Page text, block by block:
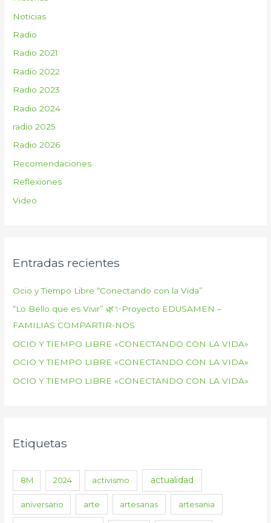
Noticias
Radio
Radio 2021
Radio 2022
Radio 2023
Radio 2024
radio 2025
Radio 2026
Recomendaciones
Reflexiones
Video
Entradas recientes
Ocio y Tiempo Libre “Conectando con la Vida”
“Lo Bello que es Vivir” 🌿✨Proyecto EDUSAMEN –
FAMILIAS COMPARTIR-NOS
OCIO Y TIEMPO LIBRE «CONECTANDO CON LA VIDA»
OCIO Y TIEMPO LIBRE «CONECTANDO CON LA VIDA»
OCIO Y TIEMPO LIBRE «CONECTANDO CON LA VIDA»
Etiquetas
8M 2024 activismo actualidad
aniversario arte artesanas artesania